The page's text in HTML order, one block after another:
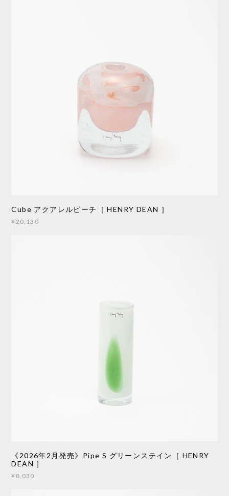
Cube アクアレルピーチ［ HENRY DEAN ］
¥20,130
《2026年2月発売》Pipe S グリーンステイン［ HENRY
DEAN ］
¥8,030